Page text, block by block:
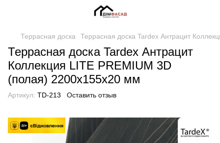
Террасная доска Террасная доска Tardex Антрацит
Террасная доска Tardex Антрацит
Коллекция LITE PREMIUM 3D
(полая) 2200x155x20 мм
Артикул: TD-213 Оставить отзыв